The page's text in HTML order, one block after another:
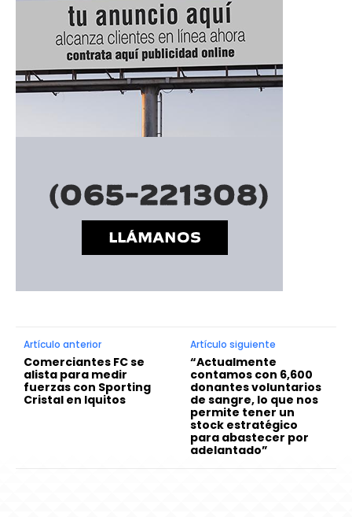
Artículo anterior
Comerciantes FC se
alista para medir
fuerzas con Sporting
Cristal en Iquitos
Artículo siguiente
“Actualmente
contamos con 6,600
donantes voluntarios
de sangre, lo que nos
permite tener un
stock estratégico
para abastecer por
adelantado”